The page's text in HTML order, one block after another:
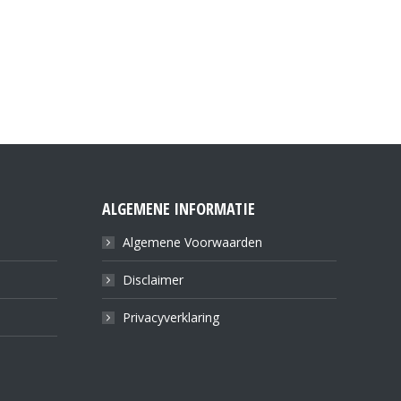
ALGEMENE INFORMATIE
Algemene Voorwaarden
Disclaimer
Privacyverklaring